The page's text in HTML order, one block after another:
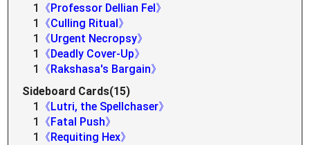
1
《Professor Dellian Fel》
1
《Culling Ritual》
1
《Urgent Necropsy》
1
《Deadly Cover-Up》
1
《Rakshasa's Bargain》
Sideboard Cards(15)
1
《Lutri, the Spellchaser》
1
《Fatal Push》
1
《Requiting Hex》